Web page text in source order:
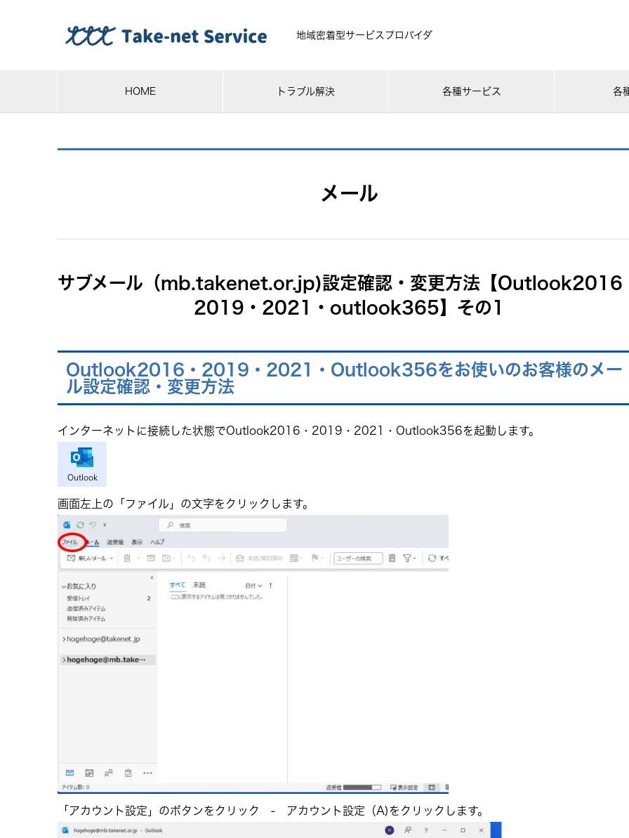
地域密着型サービスプロバイダ
HOME トラブル解決 各種サービス 各
メール
サブメール（mb.takenet.or.jp)設定確認・変更方法【Outlook2016
2019・2021・outlook365】その1
Outlook2016・2019・2021・Outlook356をお使いのお客様のメー
ル設定確認・変更方法
インターネットに接続した状態でOutlook2016・2019・2021・Outlook356を起動します。
画面左上の「ファイル」の文字をクリックします。
「アカウント設定」のボタンをクリック - アカウント設定（A)をクリックします。